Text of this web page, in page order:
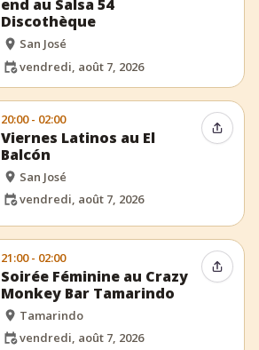
end au Salsa 54
Discothèque
San José
vendredi, août 7, 2026
20:00 - 02:00
Viernes Latinos au El
Balcón
San José
vendredi, août 7, 2026
21:00 - 02:00
Soirée Féminine au Crazy
Monkey Bar Tamarindo
Tamarindo
vendredi, août 7, 2026